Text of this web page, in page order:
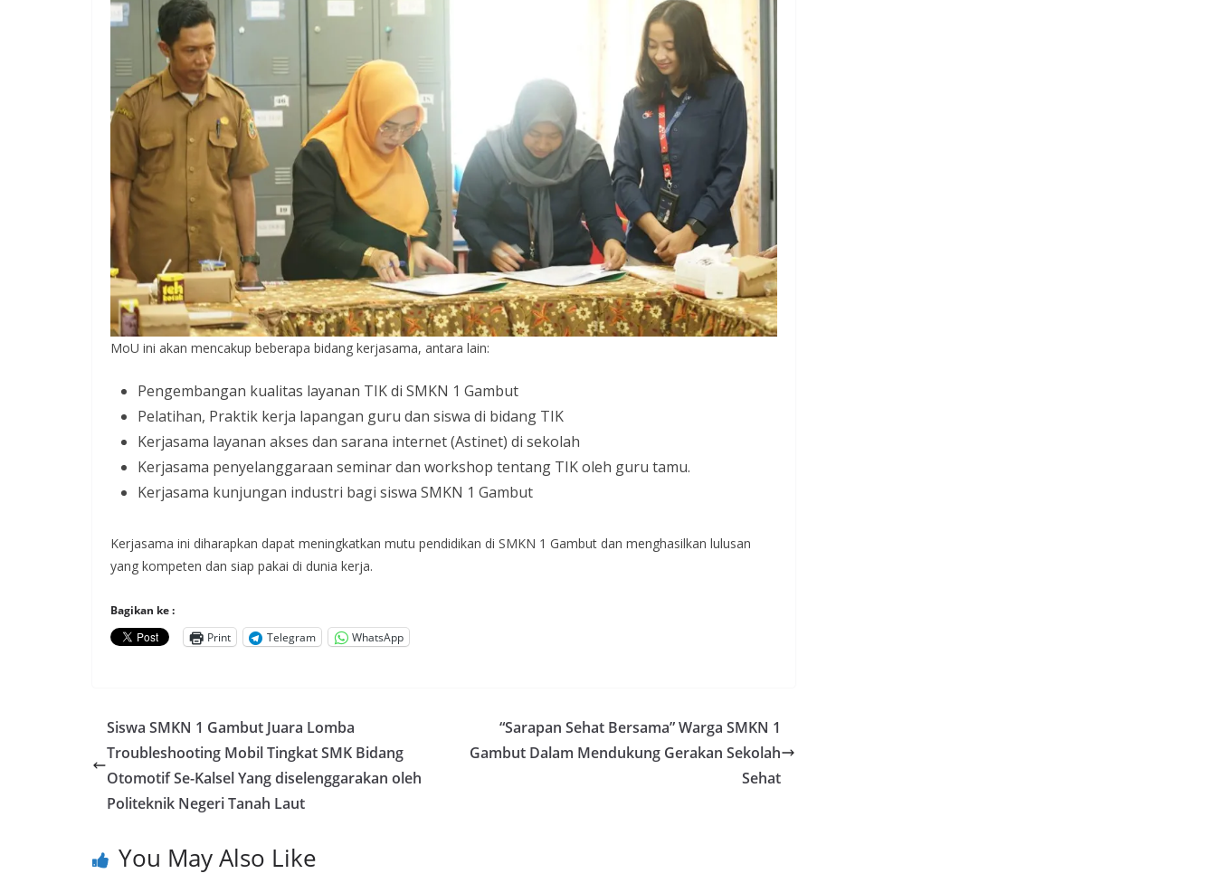
MoU ini akan mencakup beberapa bidang kerjasama, antara lain:
Pengembangan kualitas layanan TIK di SMKN 1 Gambut
Pelatihan, Praktik kerja lapangan guru dan siswa di bidang TIK
Kerjasama layanan akses dan sarana internet (Astinet) di sekolah
Kerjasama penyelanggaraan seminar dan workshop tentang TIK oleh guru tamu.
Kerjasama kunjungan industri bagi siswa SMKN 1 Gambut
Kerjasama ini diharapkan dapat meningkatkan mutu pendidikan di SMKN 1 Gambut dan menghasilkan lulusan
yang kompeten dan siap pakai di dunia kerja.
Bagikan ke :
Print
Telegram WhatsApp
Siswa SMKN 1 Gambut Juara Lomba
Troubleshooting Mobil Tingkat SMK Bidang
Otomotif Se-Kalsel Yang diselenggarakan oleh
Politeknik Negeri Tanah Laut
“Sarapan Sehat Bersama” Warga SMKN 1
Gambut Dalam Mendukung Gerakan Sekolah
Sehat
You May Also Like